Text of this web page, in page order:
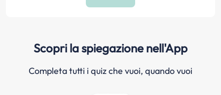
Scopri la spiegazione nell'App
Completa tutti i quiz che vuoi, quando vuoi